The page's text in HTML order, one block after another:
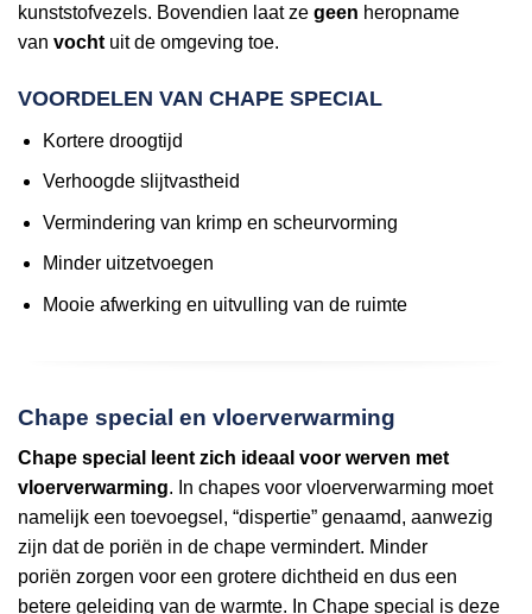
kunststofvezels. Bovendien laat ze geen heropname
van vocht uit de omgeving toe.
VOORDELEN VAN CHAPE SPECIAL
Kortere droogtijd
Verhoogde slijtvastheid
Vermindering van krimp en scheurvorming
Minder uitzetvoegen
Mooie afwerking en uitvulling van de ruimte
Chape special en vloerverwarming
Chape special leent zich ideaal voor werven met
vloerverwarming. In chapes voor vloerverwarming moet
namelijk een toevoegsel, “dispertie” genaamd, aanwezig
zijn dat de poriën in de chape vermindert. Minder
poriën zorgen voor een grotere dichtheid en dus een
betere geleiding van de warmte. In Chape special is deze